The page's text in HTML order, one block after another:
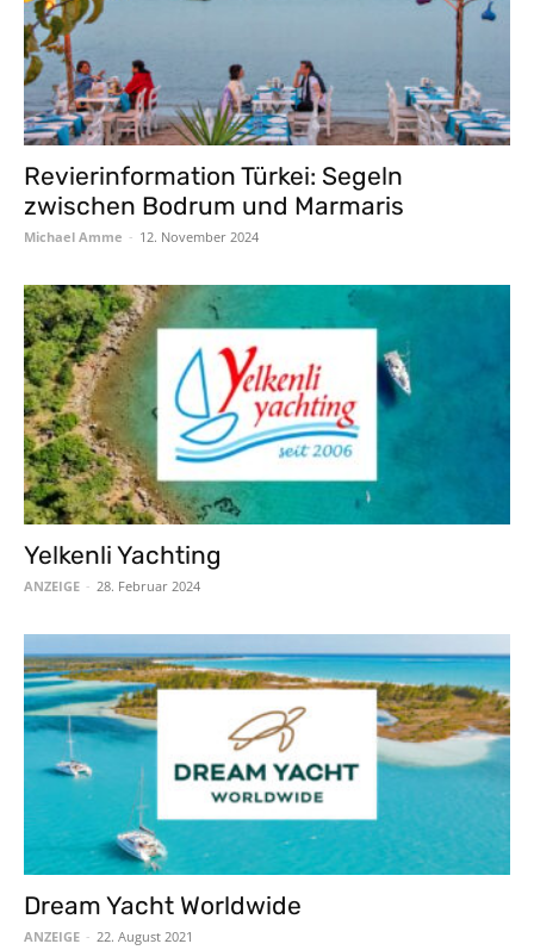
Revierinformation Türkei: Segeln
zwischen Bodrum und Marmaris
Michael Amme - 12. November 2024
Yelkenli Yachting
ANZEIGE - 28. Februar 2024
Dream Yacht Worldwide
ANZEIGE - 22. August 2021